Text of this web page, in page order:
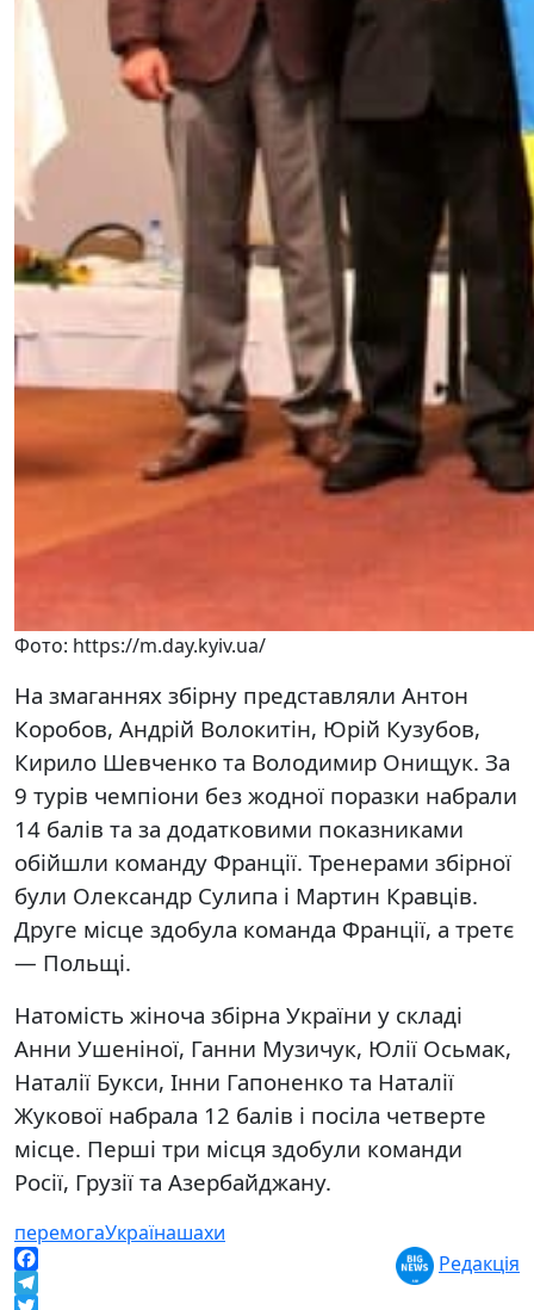
Фото: https://m.day.kyiv.ua/
На змаганнях збірну представляли Антон
Коробов, Андрій Волокитін, Юрій Кузубов,
Кирило Шевченко та Володимир Онищук. За
9 турів чемпіони без жодної поразки набрали
14 балів та за додатковими показниками
обійшли команду Франції. Тренерами збірної
були Олександр Сулипа і Мартин Кравців.
Друге місце здобула команда Франції, а третє
— Польщі.
Натомість жіноча збірна України у складі
Анни Ушеніної, Ганни Музичук, Юлії Осьмак,
Наталії Букси, Інни Гапоненко та Наталії
Жукової набрала 12 балів і посіла четверте
місце. Перші три місця здобули команди
Росії, Грузії та Азербайджану.
перемогаУкраїнашахи
Facebook
Редакція